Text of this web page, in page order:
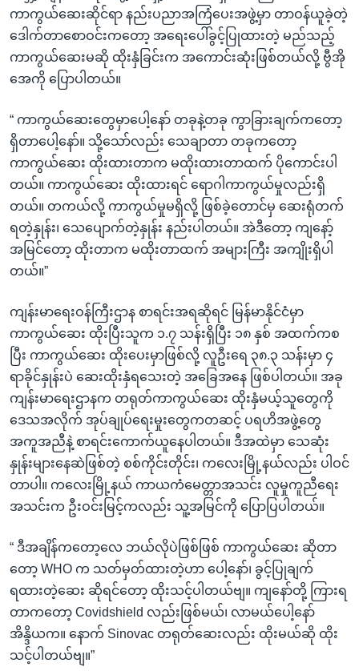
ကာကွယ်ဆေးဆိုင်ရာ နည်းပညာအကြံပေးအဖွဲ့မှာ တာဝန်ယူခဲ့တဲ့
ဒေါက်တာစောဝင်းကတော့ အရေးပေါ်ခွင့်ပြုထားတဲ့ မည်သည့်
ကာကွယ်ဆေးမဆို ထိုးနှံခြင်းက အကောင်းဆုံးဖြစ်တယ်လို့ ဗွီအို
အေကို ပြောပါတယ်။
“ ကာကွယ်ဆေးတွေမှာပေါ့နော် တခုနဲ့တခု ကွာခြားချက်ကတော့
ရှိတာပေါ့နော်။ သို့သော်လည်း သေချာတာ တခုကတော့
ကာကွယ်ဆေး ထိုးထားတာက မထိုးထားတာထက် ပိုကောင်းပါ
တယ်။ ကာကွယ်ဆေး ထိုးထားရင် ရောဂါကာကွယ်မှုလည်းရှိ
တယ်။ တကယ်လို့ ကာကွယ်မှုမရှိလို့ ဖြစ်ခဲ့တောင်မှ ဆေးရုံတက်
ရတဲ့နှုန်း၊ သေပျောက်တဲ့နှုန်း နည်းပါတယ်။ အဲဒီတော့ ကျနော့်
အမြင်တော့ ထိုးတာက မထိုးတာထက် အများကြီး အကျိုးရှိပါ
တယ်။”
ကျန်းမာရေးဝန်ကြီးဌာန စာရင်းအရဆိုရင် မြန်မာနိုင်ငံမှာ
ကာကွယ်ဆေး ထိုးပြီးသူက ၁.၇ သန်းရှိပြီး ၁၈ နှစ် အထက်ကစ
ပြီး ကာကွယ်ဆေး ထိုးပေးမှာဖြစ်လို့ လူဦးရေ ၃၈.၃ သန်းမှာ ၄
ရာခိုင်နှုန်းပဲ ဆေးထိုးနှံရသေးတဲ့ အခြေအနေ ဖြစ်ပါတယ်။ အခု
ကျန်းမာရေးဌာနက တရုတ်ကာကွယ်ဆေး ထိုးနှံမယ့်သူတွေကို
ဒေသအလိုက် အုပ်ချုပ်ရေးမှုးတွေကတဆင့် ပရဟိအဖွဲ့တွေ
အကူအညီနဲ့ စာရင်းကောက်ယူနေပါတယ်။ ဒီအထဲမှာ သေဆုံး
နှုန်းများနေဆဲဖြစ်တဲ့ စစ်ကိုင်းတိုင်း၊ ကလေးမြို့နယ်လည်း ပါဝင်
တာပါ။ ကလေးမြို့နယ် ကာယကံမေတ္တာအသင်း လူမှုကူညီရေး
အသင်းက ဦးဝင်းမြင့်ကလည်း သူ့အမြင်ကို ပြောပြပါတယ်။
“ ဒီအချိန်ကတော့လေ ဘယ်လိုပဲဖြစ်ဖြစ် ကာကွယ်ဆေး ဆိုတာ
တော့ WHO က သတ်မှတ်ထားတဲ့ဟာ ပေါ့နော်၊ ခွင့်ပြုချက်
ရထားတဲ့ဆေး ဆိုရင်တော့ ထိုးသင့်ပါတယ်ဗျ။ ကျနော်တို့ ကြားရ
တာကတော့ Covidshield လည်းဖြစ်မယ်၊ လာမယ်ပေါ့နော်
အိန္ဒိယက။ နောက် Sinovac တရုတ်ဆေးလည်း ထိုးမယ်ဆို ထိုး
သင့်ပါတယ်ဗျ။”